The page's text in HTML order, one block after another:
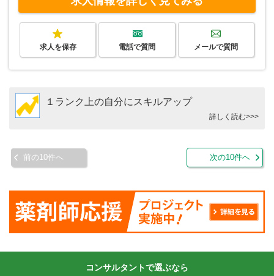
求人を保存 電話で質問 メールで質問
１ランク上の自分にスキルアップ
詳しく読む>>>
前の10件へ 次の10件へ
コンサルタントで選ぶなら